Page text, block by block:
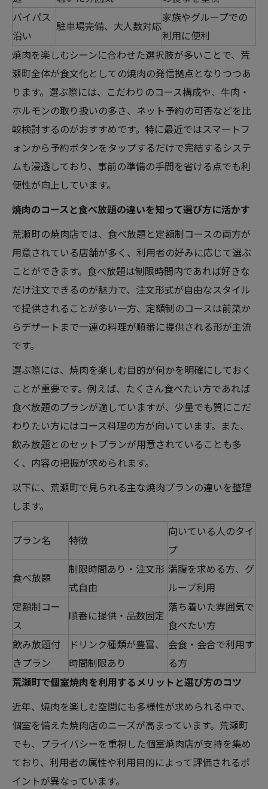
バイパス
沿い
駐車場完備、大人数対応
家族やグループでの
利用に便利
焼肉を楽しむシーンに合わせた選択肢が多いことで、荒
瀬町全体が食文化としての焼肉の発信拠点となりつつあ
ります。選ぶ際には、こだわりのコース構成や、牛肉・
ホルモンの取り扱いの多さ、ネット予約の可否などを比
較検討するのがおすすめです。特に最近ではスマートフ
ォンから予約ボタンをタップするだけで完結するシステ
ムも浸透しており、事前の準備の手間を省ける点でも利
便性が向上しています。
焼肉のコースと食べ放題の違いを知って選び方に活かす
荒瀬町の焼肉店では、食べ放題と定額制コースの両方が
用意されている店舗が多く、利用者の好みに応じて選ぶ
ことができます。食べ放題は制限時間内であれば好きな
だけ注文できるのが魅力で、注文形式が自由なスタイル
で提供されることが多い一方、定額制のコースは前菜か
らデザートまで一連の料理が順番に提供される形が主流
です。
選ぶ際には、焼肉を楽しむ目的が何かを明確にしておく
ことが重要です。例えば、たくさん食べたい方であれば
食べ放題のプランが適していますが、少量でも質にこだ
わりたい方にはコース料理の方が向いています。また、
飲み放題とのセットプランが用意されていることも多
く、内容の把握が求められます。
以下に、荒瀬町で見られる主な焼肉プランの違いを整理
します。
プラン名 特徴
向いている人のタイ
プ
食べ放題
制限時間あり・注文形
式自由
満腹を求める方、グ
ループ利用
定額制コー
ス
順番に提供・品数固定
落ち着いた雰囲気で
食べたい方
飲み放題付
きプラン
ドリンク種類が豊富、
時間制限あり
会食・会合で利用す
る方
荒瀬町で個室焼肉を利用するメリットと選び方のコツ
近年、焼肉を楽しむ空間にも多様性が求められる中で、
個室を備えた焼肉店のニーズが高まっています。荒瀬町
でも、プライバシーを重視した個室焼肉店が支持を集め
ており、利用者の属性や利用目的によって評価されるポ
イントが異なっています。